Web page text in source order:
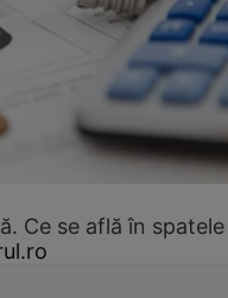
Ce se află în spatele